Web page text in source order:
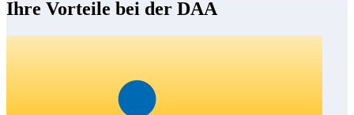
Ihre Vorteile bei der DAA